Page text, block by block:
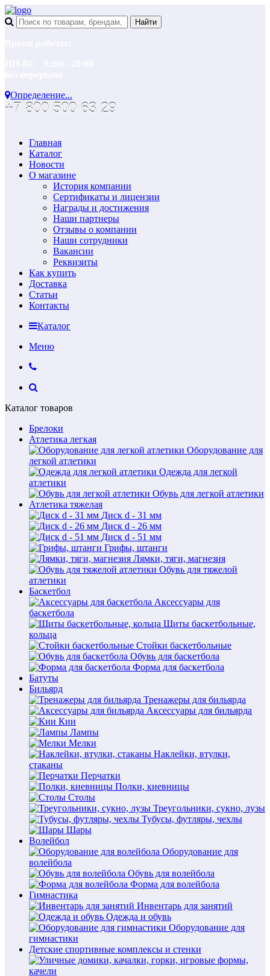
Определение...
+7 800 500 63 29
Главная
Каталог
Новости
О магазине
История компании
Сертификаты и лицензии
Награды и достижения
Наши партнеры
Отзывы о компании
Наши сотрудники
Вакансии
Реквизиты
Как купить
Доставка
Статьи
Контакты
Каталог
Меню
Каталог товаров
Брелоки
Атлетика легкая
Оборудование для
легкой атлетики
Одежда для легкой
атлетики
Обувь для легкой атлетики
Атлетика тяжелая
Диск d - 31 мм
Диск d - 26 мм
Диск d - 51 мм
Грифы, штанги
Лямки, тяги, магнезия
Обувь для тяжелой
атлетики
Баскетбол
Аксессуары для
баскетбола
Щиты баскетбольные,
кольца
Стойки баскетбольные
Обувь для баскетбола
Форма для баскетбола
Батуты
Бильярд
Тренажеры для бильярда
Аксессуары для бильярда
Кии
Лампы
Мелки
Наклейки, втулки,
стаканы
Перчатки
Полки, киевницы
Столы
Треугольники, сукно, лузы
Тубусы, футляры, чехлы
Шары
Волейбол
Оборудование для
волейбола
Обувь для волейбола
Форма для волейбола
Гимнастика
Инвентарь для занятий
Одежда и обувь
Оборудование для
гимнастики
Детские спортивные комплексы и стенки